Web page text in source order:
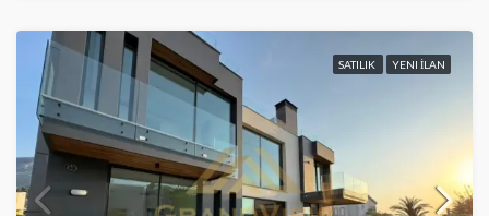
SATILIK YENI İLAN